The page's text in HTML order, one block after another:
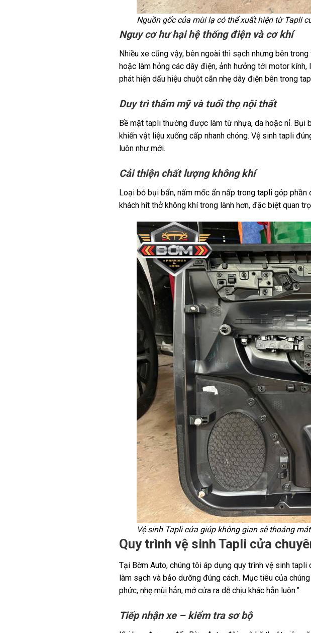
Nguồn gốc của mùi lạ có thể xuất hiện từ Tapli
Nguy cơ hư hại hệ thống điện và cơ khí
Nhiều xe cũng vậy, bên ngoài thì sạch nhưng bên
hoặc làm hỏng các dây điện, ảnh hưởng tới motor
phát hiện dấu hiệu chuột cắn nhẹ dây điện bên trong
Duy trì thẩm mỹ và tuổi thọ nội thất
Bề mặt tapli thường được làm từ nhựa, da hoặc nỉ. Bụi
khiến vật liệu xuống cấp nhanh chóng. Vệ sinh tapli
luôn như mới.
Cải thiện chất lượng không khí
Loại bỏ bụi bẩn, nấm mốc ẩn nấp trong tapli góp
khách hít thở không khí trong lành hơn, đặc biệt quan
Vệ sinh Tapli cửa giúp không gian sẽ thoáng
Quy trình vệ sinh Tapli cửa
Tại Bờm Auto, chúng tôi áp dụng quy trình vệ sinh
làm sạch và bảo dưỡng đúng cách. Mục tiêu của
phức, nhẹ mùi hẳn, mở cửa ra dễ chịu khác hẳn luôn.”
Tiếp nhận xe – kiểm tra sơ bộ